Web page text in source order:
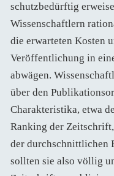
schutzbedürftig
Wissenschaftlern
die erwarteten Kosten
Veröffentlichung in
abwägen.
über den
Charakteristika, etwa
Ranking der
der durchschnittlichen
sollten sie also völlig